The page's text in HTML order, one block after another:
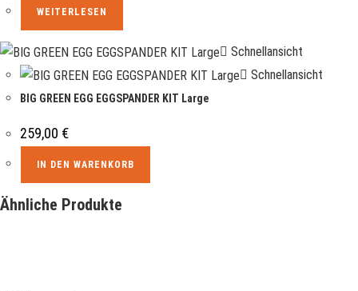
WEITERLESEN
Schnellansicht
Schnellansicht
BIG GREEN EGG EGGSPANDER KIT Large
259,00 €
IN DEN WARENKORB
Ähnliche Produkte